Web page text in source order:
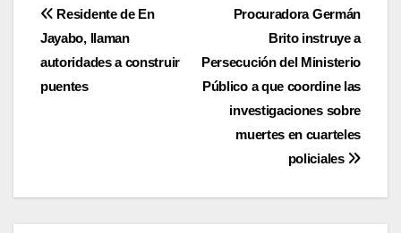
Navegación
de
entradas
Procuradora Germán
Brito instruye a
Persecución del Ministerio
Público a que coordine las
investigaciones sobre
muertes en cuarteles
policiales
Residente de En
Jayabo, llaman
autoridades a construir
puentes